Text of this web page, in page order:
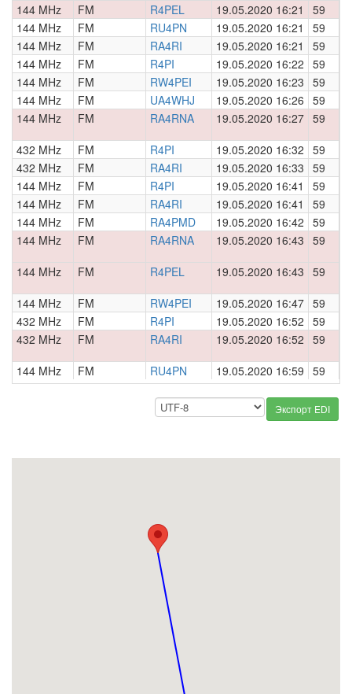
144 MHz
FM R4PEL 19.05.2020 16:21 59
144 MHz
FM RU4PN 19.05.2020 16:21 59
144 MHz
FM RA4RI 19.05.2020 16:21 59
144 MHz
FM R4PI 19.05.2020 16:22 59
144 MHz
FM RW4PEI 19.05.2020 16:23 59
144 MHz
FM UA4WHJ 19.05.2020 16:26 59
144 MHz
FM RA4RNA 19.05.2020 16:27 59
432 MHz
FM R4PI 19.05.2020 16:32 59
432 MHz
FM RA4RI 19.05.2020 16:33 59
144 MHz
FM R4PI 19.05.2020 16:41 59
144 MHz
FM RA4RI 19.05.2020 16:41 59
144 MHz
FM RA4PMD 19.05.2020 16:42 59
144 MHz
FM RA4RNA 19.05.2020 16:43 59
144 MHz
FM R4PEL 19.05.2020 16:43 59
144 MHz
FM RW4PEI 19.05.2020 16:47 59
432 MHz
FM R4PI 19.05.2020 16:52 59
432 MHz
FM RA4RI 19.05.2020 16:52 59
144 MHz
FM RU4PN 19.05.2020 16:59 59
Экспорт EDI